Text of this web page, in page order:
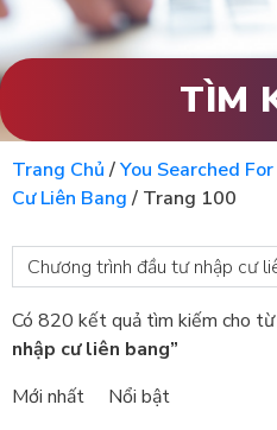
TÌM
Trang Chủ/You Searched
Cư Liên Bang/ Trang 100
Có 820 kết quả tìm kiếm cho từ
nhập cư liên bang”
Mới nhất
Nổi bật